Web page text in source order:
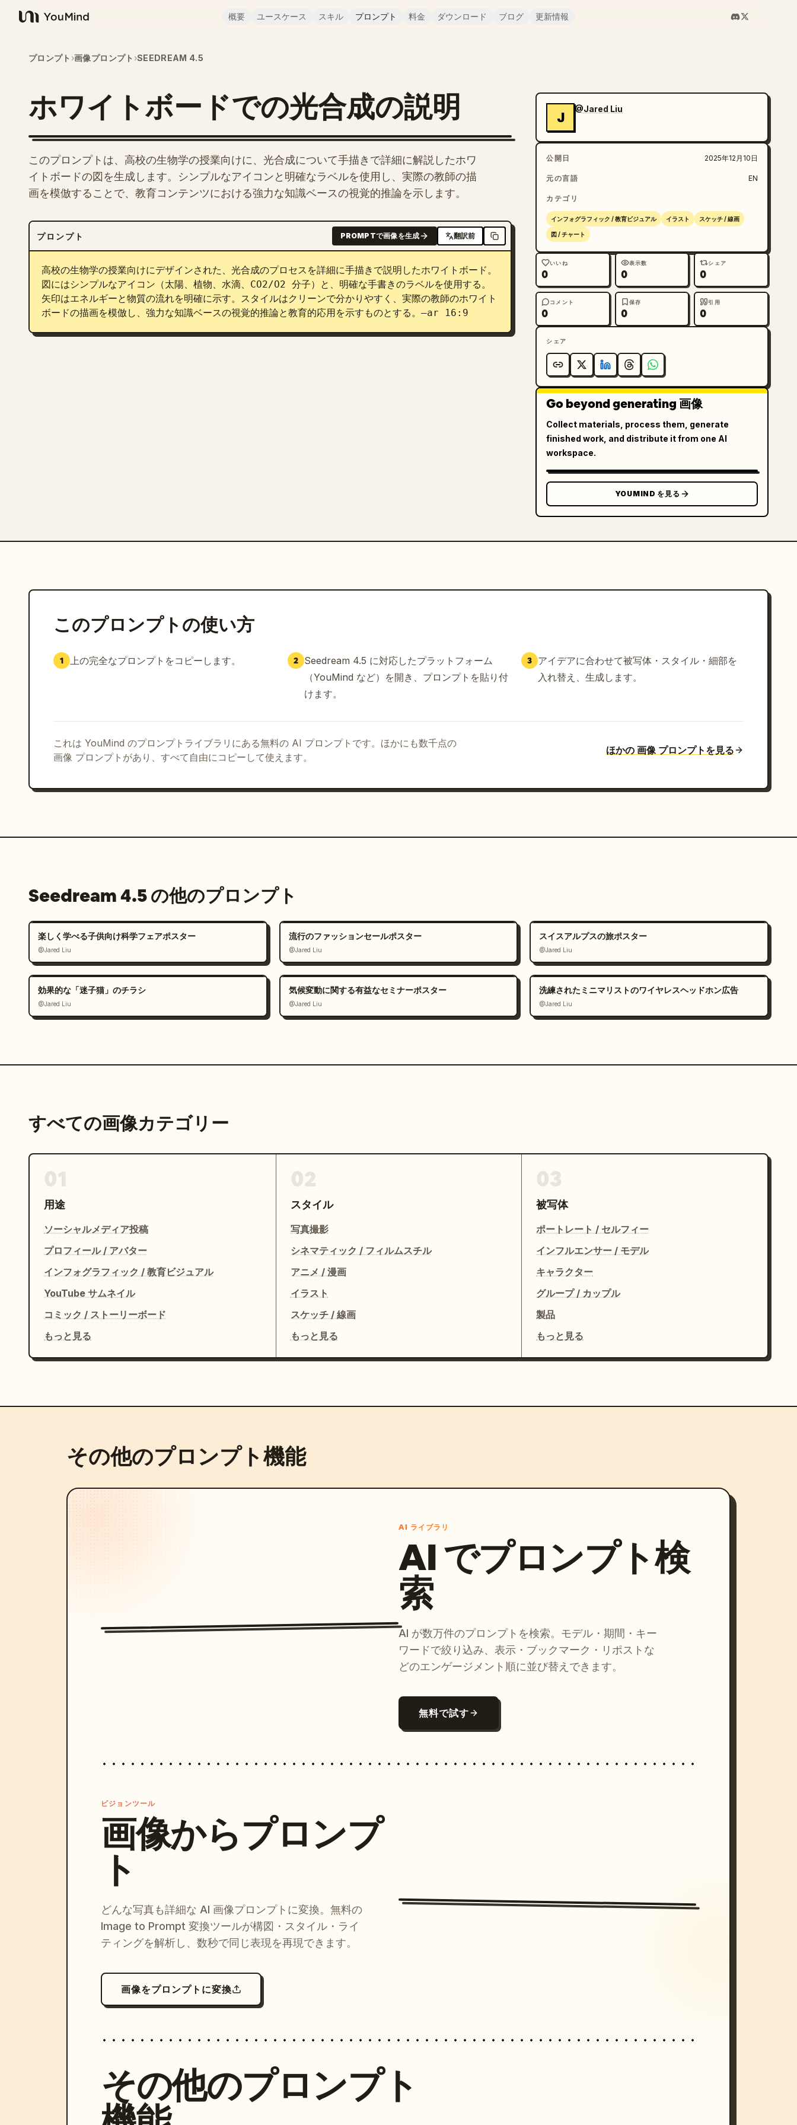
YouMind
概要 ユースケース スキル プロンプト 料金 ダウンロード ブログ 更新情報
プロンプト ›画像プロンプト ›SEEDREAM 4.5
ホワイトボードでの光合成の説明
このプロンプトは、高校の生物学の授業向けに、光合成について手描きで詳細に解説したホワ
イトボードの図を生成します。シンプルなアイコンと明確なラベルを使用し、実際の教師の描
画を模倣することで、教育コンテンツにおける強力な知識ベースの視覚的推論を示します。
プロンプト PROMPTで画像を生成 翻訳前
高校の生物学の授業向けにデザインされた、光合成のプロセスを詳細に手描きで説明したホワイトボード。
図にはシンプルなアイコン（太陽、植物、水滴、CO2/O2 分子）と、明確な手書きのラベルを使用する。
矢印はエネルギーと物質の流れを明確に示す。スタイルはクリーンで分かりやすく、実際の教師のホワイト
ボードの描画を模倣し、強力な知識ベースの視覚的推論と教育的応用を示すものとする。–ar 16:9
J
@Jared Liu
公開日 2025年12月10日
元の言語 EN
カテゴリ
インフォグラフィック / 教育ビジュアル イラスト スケッチ / 線画
図 / チャート
いいね
0
表示数
0
シェア
0
コメント
0
保存
0
引用
0
シェア
Go beyond generating 画像
Collect materials, process them, generate
finished work, and distribute it from one AI
workspace.
YOUMIND を見る
このプロンプトの使い方
1 上の完全なプロンプトをコピーします。 2 Seedream 4.5 に対応したプラットフォーム
（YouMind など）を開き、プロンプトを貼り付
けます。
3
アイデアに合わせて被写体・スタイル・細部を
入れ替え、生成します。
これは YouMind のプロンプトライブラリにある無料の AI プロンプトです。ほかにも数千点の
画像 プロンプトがあり、すべて自由にコピーして使えます。
ほかの 画像 プロンプトを見る
Seedream 4.5 の他のプロンプト
楽しく学べる子供向け科学フェアポスター
@Jared Liu
流行のファッションセールポスター
@Jared Liu
スイスアルプスの旅ポスター
@Jared Liu
効果的な「迷子猫」のチラシ
@Jared Liu
気候変動に関する有益なセミナーポスター
@Jared Liu
洗練されたミニマリストのワイヤレスヘッドホン広告
@Jared Liu
すべての画像カテゴリー
用途
ソーシャルメディア投稿
プロフィール / アバター
インフォグラフィック / 教育ビジュアル
YouTube サムネイル
コミック / ストーリーボード
もっと見る
スタイル
写真撮影
シネマティック / フィルムスチル
アニメ / 漫画
イラスト
スケッチ / 線画
もっと見る
被写体
ポートレート / セルフィー
インフルエンサー / モデル
キャラクター
グループ / カップル
製品
もっと見る
その他のプロンプト機能
AI ライブラリ
AI でプロンプト検
索
AI が数万件のプロンプトを検索。モデル・期間・キー
ワードで絞り込み、表示・ブックマーク・リポストな
どのエンゲージメント順に並び替えできます。
無料で試す
ビジョンツール
画像からプロンプ
ト
どんな写真も詳細な AI 画像プロンプトに変換。無料の
Image to Prompt 変換ツールが構図・スタイル・ライ
ティングを解析し、数秒で同じ表現を再現できます。
画像をプロンプトに変換
その他のプロンプト